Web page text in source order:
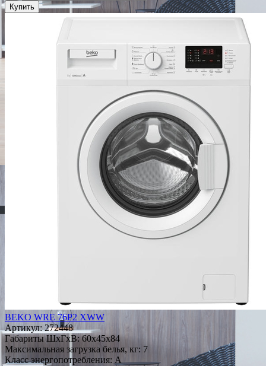
Купить
BEKO WRE 76P2 XWW
Артикул:272448
Габариты ШxГxВ: 60x45x84
Максимальная загрузка белья, кг: 7
Класс энергопотребления: A